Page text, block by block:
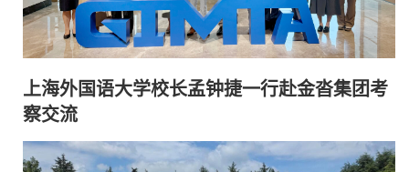
上海外国语大学校长孟钟捷一行赴金沓集团考
察交流